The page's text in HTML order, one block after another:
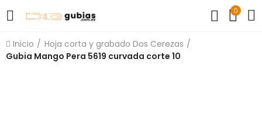
0
Inicio
Hoja corta y grabado Dos Cerezas
Gubia Mango Pera 5619 curvada corte 10